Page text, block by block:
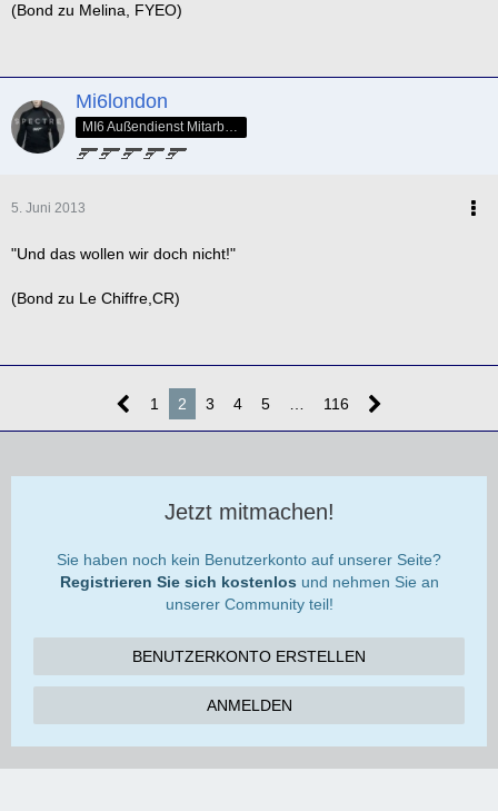
(Bond zu Melina, FYEO)
Mi6london
MI6 Außendienst Mitarbeiter
5. Juni 2013
"Und das wollen wir doch nicht!"
(Bond zu Le Chiffre,CR)
1 2 3 4 5 116
Jetzt mitmachen!
Sie haben noch kein Benutzerkonto auf unserer Seite?
Registrieren Sie sich kostenlos und nehmen Sie an
unserer Community teil!
BENUTZERKONTO ERSTELLEN
ANMELDEN